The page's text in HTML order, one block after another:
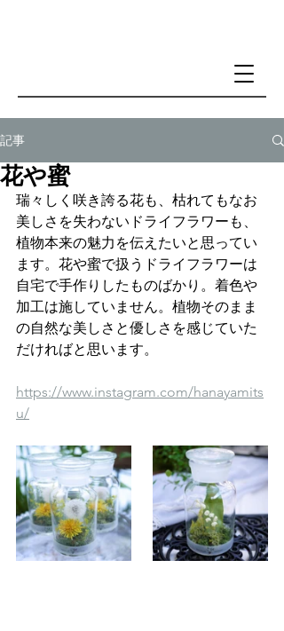
記事
花や蜜
瑞々しく咲き誇る花も、枯れてもなお
美しさを失わないドライフラワーも、
植物本来の魅力を伝えたいと思ってい
ます。花や蜜で扱うドライフラワーは
自宅で手作りしたものばかり。着色や
加工は施していません。植物そのまま
の自然な美しさと優しさを感じていた
だければと思います。
https://www.instagram.com/hanayamits
u/